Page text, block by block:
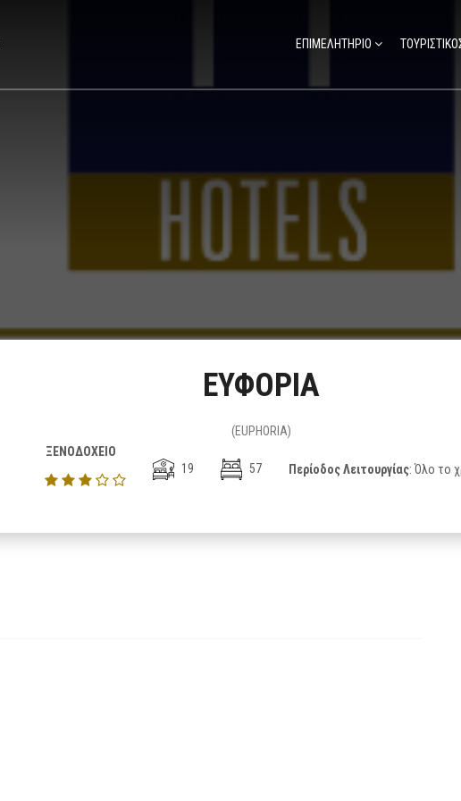
ΕΠΙΜΕΛΗΤΗΡΙΟ
ΕΥΦΟΡΙΑ
(EUPHORIA)
ΞΕΝΟΔΟΧΕΙΟ
19
57 Περίοδος Λειτουργίας: Όλο το